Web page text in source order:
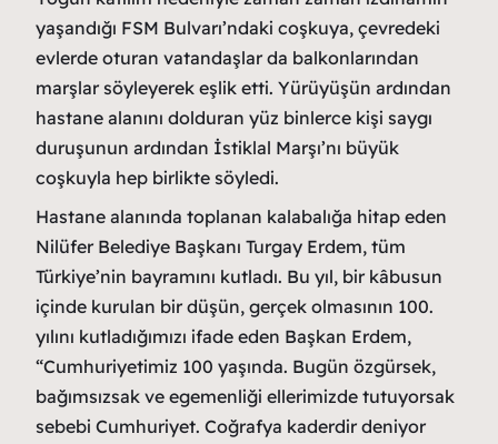
yaşandığı FSM Bulvarı’ndaki coşkuya, çevredeki
evlerde oturan vatandaşlar da balkonlarından
marşlar söyleyerek eşlik etti. Yürüyüşün ardından
hastane alanını dolduran yüz binlerce kişi saygı
duruşunun ardından İstiklal Marşı’nı büyük
coşkuyla hep birlikte söyledi.
Hastane alanında toplanan kalabalığa hitap eden
Nilüfer Belediye Başkanı Turgay Erdem, tüm
Türkiye’nin bayramını kutladı. Bu yıl, bir kâbusun
içinde kurulan bir düşün, gerçek olmasının 100.
yılını kutladığımızı ifade eden Başkan Erdem,
“Cumhuriyetimiz 100 yaşında. Bugün özgürsek,
bağımsızsak ve egemenliği ellerimizde tutuyorsak
sebebi Cumhuriyet. Coğrafya kaderdir deniyor